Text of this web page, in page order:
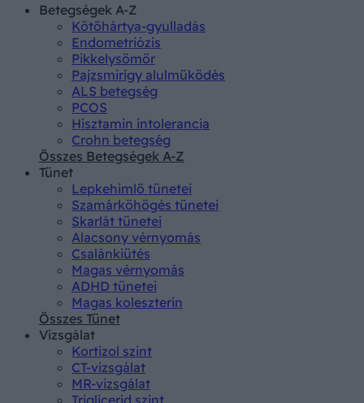
Betegségek A-Z
Kötőhártya-gyulladás
Endometriózis
Pikkelysömör
Pajzsmirigy alulműködés
ALS betegség
PCOS
Hisztamin intolerancia
Crohn betegség
Összes Betegségek A-Z
Tünet
Lepkehimlő tünetei
Szamárköhögés tünetei
Skarlát tünetei
Alacsony vérnyomás
Csalánkiütés
Magas vérnyomás
ADHD tünetei
Magas koleszterin
Összes Tünet
Vizsgálat
Kortizol szint
CT-vizsgálat
MR-vizsgálat
Triglicerid szint